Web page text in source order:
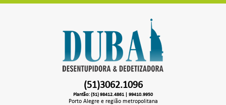
(51)3062.1096
Plantão: (51) 98412.4861 | 99410.9950
Porto Alegre e região metropolitana